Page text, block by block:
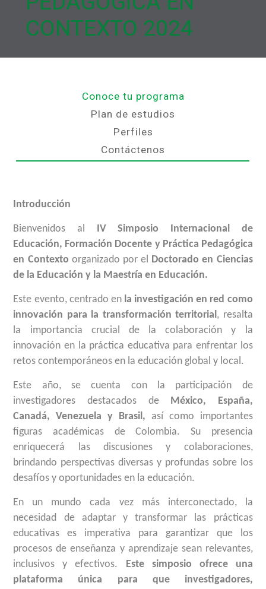
CONTEXTO 2024
Conoce tu programa
Plan de estudios
Perfiles
Contáctenos
Introducción
Bienvenidos al IV Simposio Internacional de
Educación, Formación Docente y Práctica Pedagógica
en Contexto organizado por el Doctorado en Ciencias
de la Educación y la Maestría en Educación.
Este evento, centrado en la investigación en red como
innovación para la transformación territorial, resalta
la importancia crucial de la colaboración y la
innovación en la práctica educativa para enfrentar los
retos contemporáneos en la educación global y local.
Este año, se cuenta con la participación de
investigadores destacados de México, España,
Canadá, Venezuela y Brasil, así como importantes
figuras académicas de Colombia. Su presencia
enriquecerá las discusiones y colaboraciones,
brindando perspectivas diversas y profundas sobre los
desafíos y oportunidades en la educación.
En un mundo cada vez más interconectado, la
necesidad de adaptar y transformar las prácticas
educativas es imperativa para garantizar que los
procesos de enseñanza y aprendizaje sean relevantes,
inclusivos y efectivos. Este simposio ofrece una
plataforma única para que investigadores,